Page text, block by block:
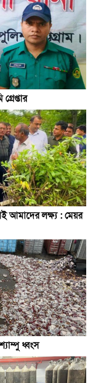
আমাদের লক্ষ্য : মেয়র
ধ্বংস